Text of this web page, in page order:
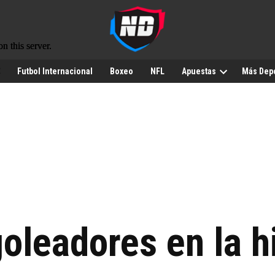
Futbol Internacional Boxeo NFL Apuestas Más
en la